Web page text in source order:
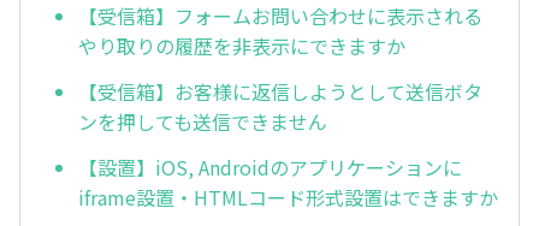
【受信箱】フォームお問い合わせに表示される
やり取りの履歴を非表示にできますか
【受信箱】お客様に返信しようとして送信ボタ
ンを押しても送信できません
【設置】iOS, Androidのアプリケーションに
iframe設置・HTMLコード形式設置はできますか